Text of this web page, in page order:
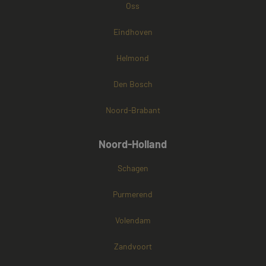
Oss
Eindhoven
Helmond
Den Bosch
Noord-Brabant
Noord-Holland
Schagen
Purmerend
Volendam
Zandvoort